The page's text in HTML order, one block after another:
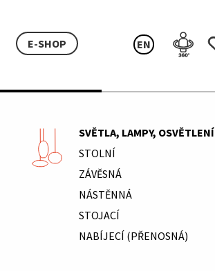
E-SHOP EN
SVĚTLA, LAMPY, OSVĚTLENÍ
STOLNÍ
ZÁVĚSNÁ
NÁSTĚNNÁ
STOJACÍ
NABÍJECÍ (PŘENOSNÁ)